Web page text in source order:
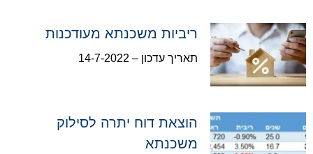
ריביות משכנתא מעודכנות
תאריך עדכון – 14-7-2022
הוצאת דוח יתרה לסילוק
משכנתא